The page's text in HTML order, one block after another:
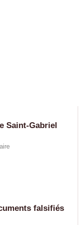
Saint-Gabriel
falsifiés